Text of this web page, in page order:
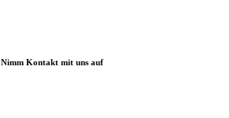
Nimm Kontakt mit uns auf